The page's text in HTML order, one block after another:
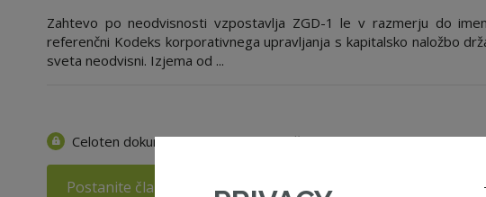
Zahtevo po neodvisnosti vzpostavlja ZGD-1 le v razmerju do
referenčni Kodeks korporativnega upravljanja s kapitalsko naložbo
sveta neodvisni. Izjema od ...
Celoten dokument je na voljo samo članom ZNS.
Postanite član ZNS Prijava v moj ZNS